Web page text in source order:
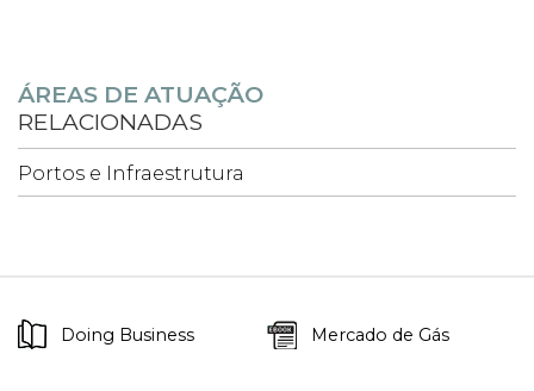
ÁREAS DE ATUAÇÃO
RELACIONADAS
Portos e Infraestrutura
Doing Business Mercado de Gás